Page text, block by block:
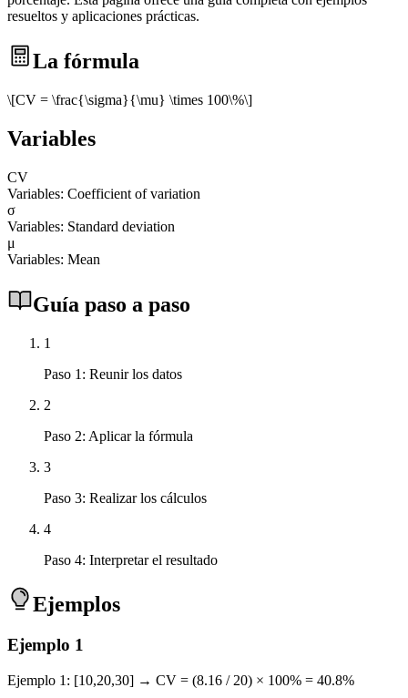
resueltos y aplicaciones prácticas.
La fórmula
\[CV = \frac{\sigma}{\mu} \times 100\%\]
Variables
CV
Variables: Coefficient of variation
σ
Variables: Standard deviation
μ
Variables: Mean
Guía paso a paso
1
Paso 1: Reunir los datos
2
Paso 2: Aplicar la fórmula
3
Paso 3: Realizar los cálculos
4
Paso 4: Interpretar el resultado
Ejemplos
Ejemplo 1
Ejemplo 1: [10,20,30] → CV = (8.16 / 20) × 100% = 40.8%